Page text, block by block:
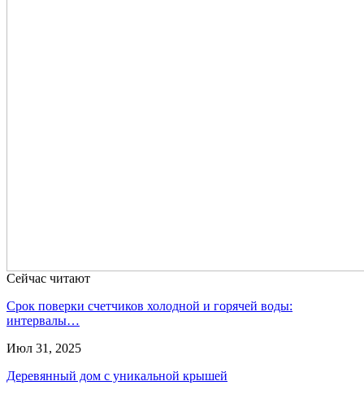
Сейчас читают
Срок поверки счетчиков холодной и горячей воды:
интервалы…
Июл 31, 2025
Деревянный дом с уникальной крышей